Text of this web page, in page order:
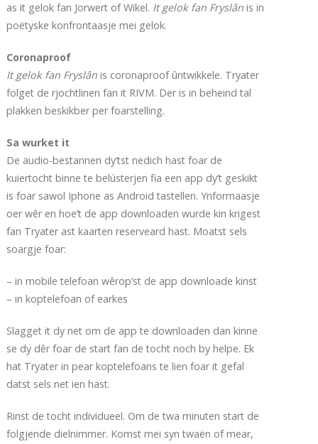
as it gelok fan Jorwert of Wikel. It gelok fan Fryslânis in
poëtyske konfrontaasje mei gelok.
Coronaproof
It gelok fan Fryslânis coronaproof ûntwikkele. Tryater
folget de rjochtlinen fan it RIVM. Der is in beheind tal
plakken beskikber per foarstelling.
Sa wurket it
De audio-bestannen dy’tst nedich hast foar de
kuiertocht binne te belústerjen fia een app dy’t geskikt
is foar sawol Iphone as Android tastellen. Ynformaasje
oer wêr en hoe’t de app downloaden wurde kin krigest
fan Tryater ast kaarten reserveard hast. Moatst sels
soargje foar:
– in mobile telefoan wêrop’st de app downloade kinst
– in koptelefoan of earkes
Slagget it dy net om de app te downloaden dan kinne
se dy dêr foar de start fan de tocht noch by helpe. Ek
hat Tryater in pear koptelefoans te lien foar it gefal
datst sels net ien hast.
Rinst de tocht individueel. Om de twa minuten start de
folgjende dielnimmer. Komst mei syn twaën of mear,